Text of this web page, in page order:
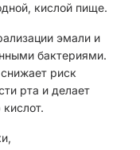
кислой пище.
эмали и
бактериями.
риск
рта и делает